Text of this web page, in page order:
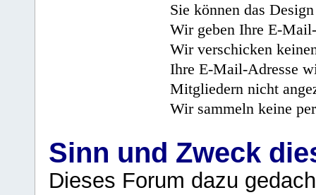
Sie können das
Wir geben Ihre E-
Wir verschicken
Ihre E-Mail-Adresse
Mitgliedern nicht
Wir sammeln keine
Sinn und Zweck
Dieses Forum dazu